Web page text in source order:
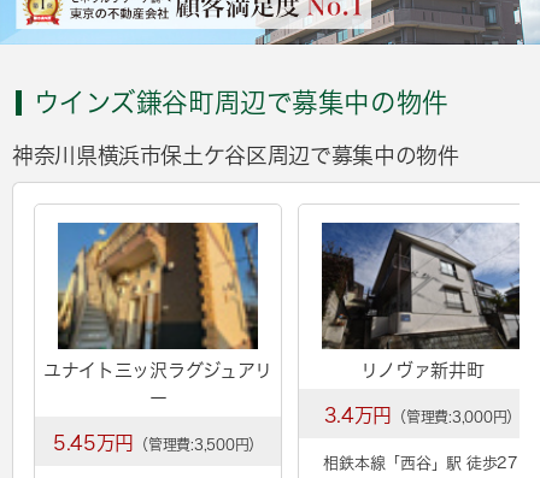
ウインズ鎌谷町周辺で募集中の物件
神奈川県横浜市保土ケ谷区周辺で募集中の物件
ユナイト三ッ沢ラグジュアリ
ー
5.45万円 （管理費:3,500円）
リノヴァ新井町
3.4万円 （管理費:3,000円）
相鉄本線「 西谷」駅 徒歩27